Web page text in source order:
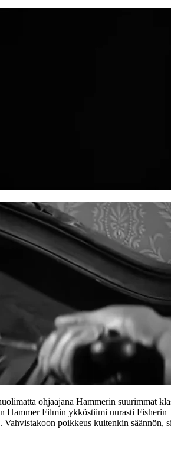
ohjaajana Hammerin suurimmat
Hammer Filmin ykköstiimi uurasti Fisherin
poikkeus kuitenkin säännön,